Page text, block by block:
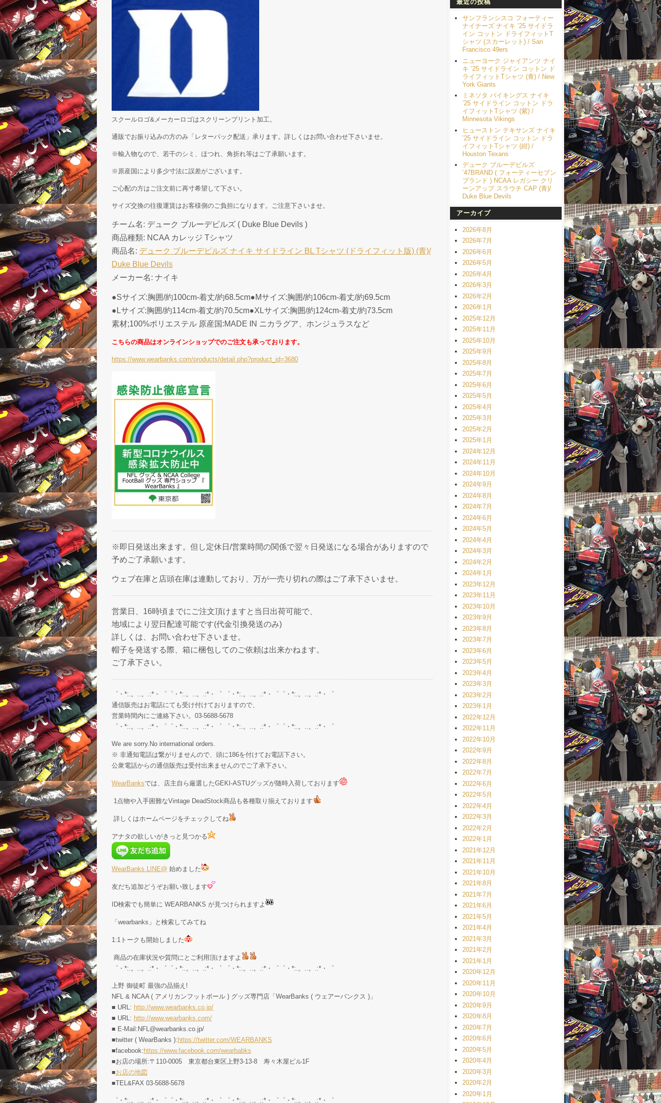
スクールロゴ&メーカーロゴはスクリーンプリント加工。
通販でお振り込みの方のみ「レターパック配送」承ります。詳しくはお問い合わせ下さいませ。
※輸入物なので、若干のシミ、ほつれ、角折れ等はご了承願います。
※原産国により多少寸法に誤差がございます。
ご心配の方はご注文前に再寸希望して下さい。
サイズ交換の往復運賃はお客様側のご負担になります。ご注意下さいませ。
チーム名: デューク ブルーデビルズ ( Duke Blue Devils )
商品種類: NCAA カレッジ Tシャツ
商品名: デューク ブルーデビルズ ナイキ サイドライン BL Tシャツ (ドライフィット版) (青)/
Duke Blue Devils
メーカー名: ナイキ
●Sサイズ:胸囲/約100cm-着丈/約68.5cm●Mサイズ:胸囲/約106cm-着丈/約69.5cm
●Lサイズ:胸囲/約114cm-着丈/約70.5cm●XLサイズ:胸囲/約124cm-着丈/約73.5cm
素材;100%ポリエステル 原産国:MADE IN ニカラグア、ホンジュラスなど
こちらの商品はオンラインショップでのご注文も承っております。
https://www.wearbanks.com/products/detail.php?product_id=3680
※即日発送出来ます。但し定休日/営業時間の関係で翌々日発送になる場合がありますので
予めご了承願います。
ウェブ在庫と店頭在庫は連動しており、万が一売り切れの際はご了承下さいませ。
営業日、16時頃までにご注文頂けますと当日出荷可能で、
地域により翌日配達可能です(代金引換発送のみ)
詳しくは、お問い合わせ下さいませ。
帽子を発送する際、箱に梱包してのご依頼は出来かねます。
ご了承下さい。
゜・*:.。..。.:*・゜゜・*:.。..。.:*・゜ ゜・*:.。..。.:*・゜゜・*:.。..。.:*・゜
通信販売はお電話にても受け付けておりますので、
営業時間内にご連絡下さい。03-5688-5678
゜・*:.。..。.:*・゜゜・*:.。..。.:*・゜ ゜・*:.。..。.:*・゜゜・*:.。..。.:*・゜
We are sorry.No international orders.
※ 非通知電話は繋がりませんので、頭に186を付けてお電話下さい。
公衆電話からの通信販売は受付出来ませんのでご了承下さい。
WearBanksでは、店主自ら厳選したGEKI-ASTUグッズが随時入荷しております
1点物や入手困難なVintage DeadStock商品も各種取り揃えております
詳しくはホームページをチェックしてね
アナタの欲しいがきっと見つかる
WearBanks LINE@ 始めました
友だち追加どうぞお願い致します
ID検索でも簡単に WEARBANKS が見つけられますよ
「wearbanks」と検索してみてね
1:1トークも開始しました
商品の在庫状況や質問にとご利用頂けますよ
゜・*:.。..。.:*・゜゜・*:.。..。.:*・゜ ゜・*:.。..。.:*・゜゜・*:.。..。.:*・゜
上野 御徒町 最強の品揃え!
NFL & NCAA ( アメリカンフットボール ) グッズ専門店「WearBanks ( ウェアーバンクス )」
■ URL: http://www.wearbanks.co.jp/
■ URL: http://www.wearbanks.com/
■ E-Mail:NFL@wearbanks.co.jp/
■twitter ( WearBanks ): https://twitter.com/WEARBANKS
■facebook: https://www.facebook.com/wearbabks
■お店の場所:〒110-0005 東京都台東区上野3-13-8 寿々木屋ビル1F
■お店の地図
■TEL&FAX 03-5688-5678
゜・*:.。..。.:*・゜゜・*:.。..。.:*・゜ ゜・*:.。..。.:*・゜゜・*:.。..。.:*・゜
最近の投稿
サンフランシスコ フォーティー
ナイナーズ ナイキ ’25 サイドラ
イン コットン ドライフィットT
シャツ (スカーレット) / San
Francisco 49ers
ニューヨーク ジャイアンツ ナイ
キ ’25 サイドライン コットン ド
ライフィットTシャツ (青) / New
York Giants
ミネソタ バイキングス ナイキ
’25 サイドライン コットン ドラ
イフィットTシャツ (紫) /
Minnesota Vikings
ヒューストン テキサンズ ナイキ
’25 サイドライン コットン ドラ
イフィットTシャツ (紺) /
Houston Texans
デューク ブルーデビルズ
’47BRAND ( フォーティーセブン
ブランド ) NCAA レガシー クリ
ーンアップ スラウチ CAP (青)/
Duke Blue Devils
アーカイブ
2026年8月
2026年7月
2026年6月
2026年5月
2026年4月
2026年3月
2026年2月
2026年1月
2025年12月
2025年11月
2025年10月
2025年9月
2025年8月
2025年7月
2025年6月
2025年5月
2025年4月
2025年3月
2025年2月
2025年1月
2024年12月
2024年11月
2024年10月
2024年9月
2024年8月
2024年7月
2024年6月
2024年5月
2024年4月
2024年3月
2024年2月
2024年1月
2023年12月
2023年11月
2023年10月
2023年9月
2023年8月
2023年7月
2023年6月
2023年5月
2023年4月
2023年3月
2023年2月
2023年1月
2022年12月
2022年11月
2022年10月
2022年9月
2022年8月
2022年7月
2022年6月
2022年5月
2022年4月
2022年3月
2022年2月
2022年1月
2021年12月
2021年11月
2021年10月
2021年8月
2021年7月
2021年6月
2021年5月
2021年4月
2021年3月
2021年2月
2021年1月
2020年12月
2020年11月
2020年10月
2020年9月
2020年8月
2020年7月
2020年6月
2020年5月
2020年4月
2020年3月
2020年2月
2020年1月